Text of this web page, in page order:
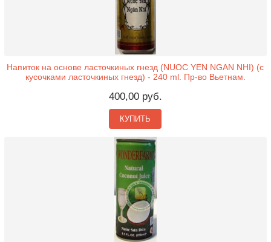
Напиток на основе ласточкиных гнезд (NUOC YEN NGAN NHI) (с
кусочками ласточкиных гнезд) - 240 ml. Пр-во Вьетнам.
400,00 руб.
КУПИТЬ